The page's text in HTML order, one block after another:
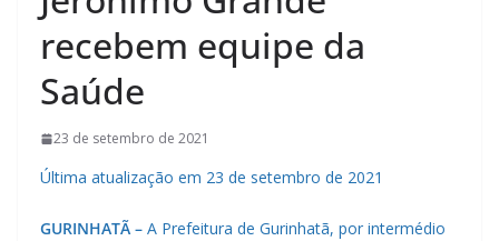
recebem equipe da
Saúde
23 de setembro de 2021
Última atualização em 23 de setembro de 2021
GURINHATÃ – A Prefeitura de Gurinhatã, por intermédio